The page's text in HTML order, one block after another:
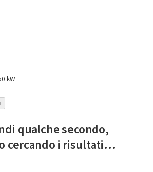
kW
qualche secondo,
cercando i risultati...